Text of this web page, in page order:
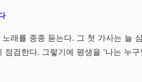
래를 종종 듣는다. 그 첫 가사는 늘
점검한다. 그렇기에 평생을 '나는 누